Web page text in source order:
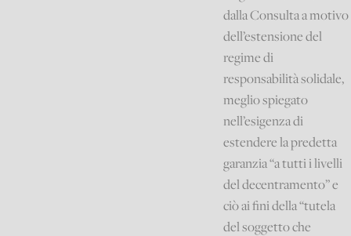
dalla Consulta a motivo
dell’estensione del
regime di
responsabilità solidale,
meglio spiegato
nell’esigenza di
estendere la predetta
garanzia “a tutti i livelli
del decentramento” e
ciò ai fini della “tutela
del soggetto che